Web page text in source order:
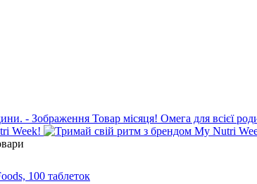
Товар місяця! Омега для всієї
Week!